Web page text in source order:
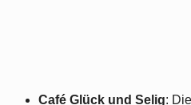
Café Glück und Selig: